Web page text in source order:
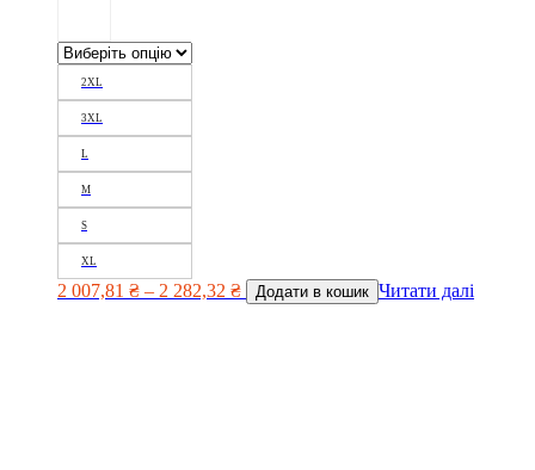
2XL
3XL
L
M
S
XL
2 007,81 ₴ – 2 282,32 ₴ Додати в кошик Читати далі